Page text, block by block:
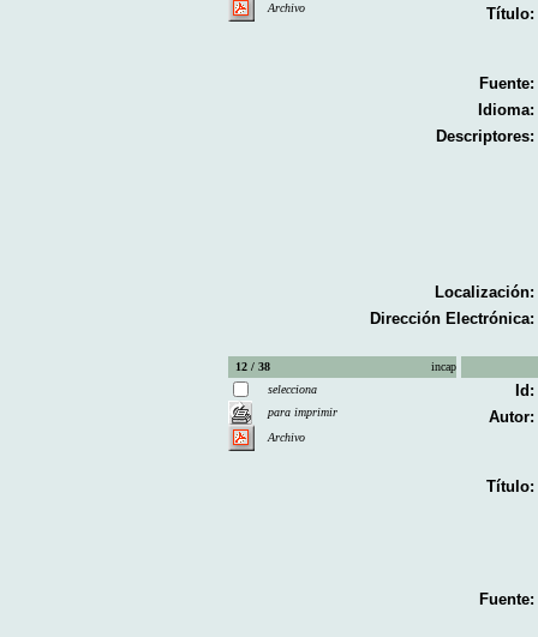
Archivo
Título:
Fuente:
Idioma:
Descriptores:
Localización:
Dirección Electrónica:
12 / 38
incap
selecciona
para imprimir
Archivo
Id:
Autor:
Título:
Fuente: